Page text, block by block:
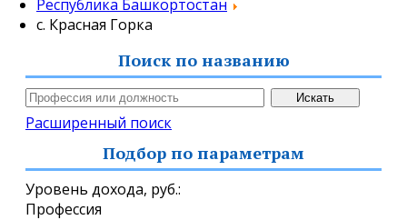
Республика Башкортостан
с. Красная Горка
Поиск по названию
Расширенный поиск
Подбор по параметрам
Уровень дохода, руб.:
Профессия